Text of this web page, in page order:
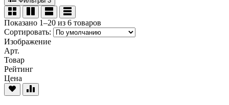
Показано 1–20 из 6 товаров
Сортировать:
Изображение
Арт.
Товар
Рейтинг
Цена